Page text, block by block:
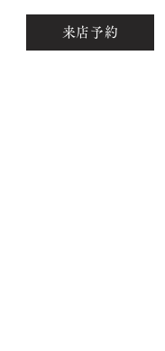
来店予約